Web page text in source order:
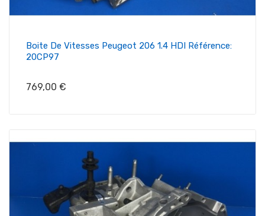
Boite De Vitesses Peugeot 206 1.4 HDI Référence:
20CP97
Prix
769,00 €